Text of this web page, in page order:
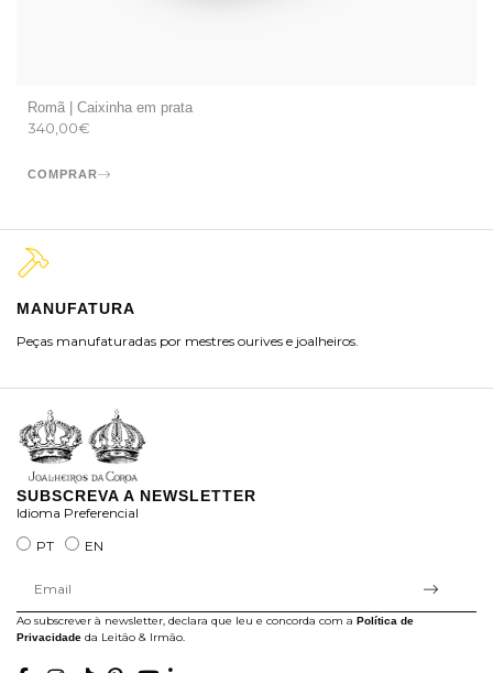
Romã | Caixinha em prata
340,00€
COMPRAR
MANUFATURA
Peças manufaturadas por mestres ourives e joalheiros.
SUBSCREVA A NEWSLETTER
Idioma Preferencial
PT
EN
Ao subscrever à newsletter, declara que leu e concorda com a Política de
Privacidade da Leitão & Irmão.